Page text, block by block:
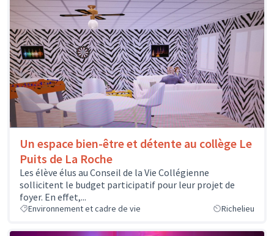
Un espace bien-être et détente au collège Le
Puits de La Roche
Les élève élus au Conseil de la Vie Collégienne
sollicitent le budget participatif pour leur projet de
foyer. En effet,...
Environnement et cadre de vie Richelieu